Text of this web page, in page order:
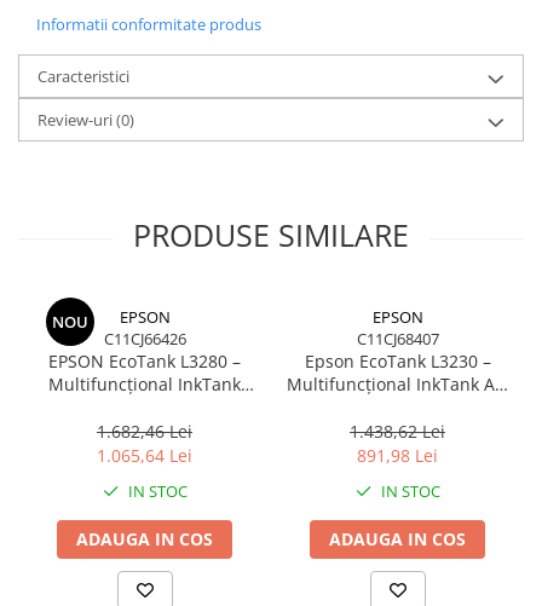
Informatii conformitate produs
Caracteristici
Review-uri(0)
PRODUSE SIMILARE
NOU
EPSON
C11CJ66426
EPSON EcoTank L3280 –
Multifuncțional InkTank
USB & Wi‑Fi, 100 coli
1.682,46 Lei
1.065,64 Lei
IN STOC
ADAUGA IN COS
EPSON
C11CJ68407
Epson EcoTank L3230 –
Multifuncțional InkTank A4,
USB
1.438,62 Lei
891,98 Lei
IN STOC
ADAUGA IN COS